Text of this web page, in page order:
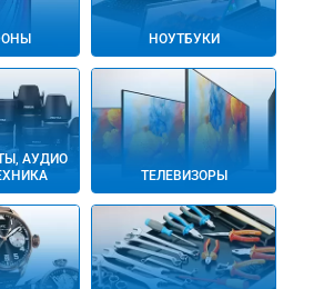
НОУТБУКИ
АУДИО
ТЕЛЕВИЗОРЫ